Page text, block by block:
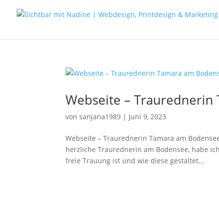
Webseite – Traurednerin
vonsanjana1989 | Juni 9, 2023
Webseite – Traurednerin Tamara am
herzliche Traurednerin am Bodensee, habe
freie Trauung ist und wie diese gestaltet...